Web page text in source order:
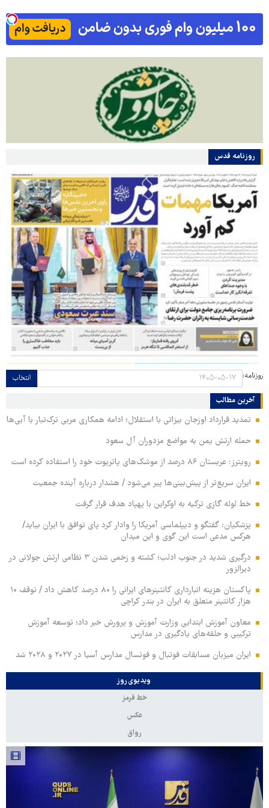
روزنامه قدس
روزنامه: انتخاب
آخرین مطالب
تمدید قرارداد اوزجان بیزاتی با استقلال؛ ادامه همکاری مربی ترک‌تبار با آبی‌ها
حمله ارتش یمن به مواضع مزدوران آل سعود
رویترز: عربستان ۸۶ درصد از موشک‌های پاتریوت خود را استفاده کرده است
ایران سریع‌تر از پیش‌بینی‌ها پیر می‌شود / هشدار درباره آینده جمعیت
خط لوله گازی ترکیه به اوکراین با پهپاد هدف قرار گرفت
پزشکیان: گفتگو و دیپلماسی آمریکا را وادار کرد پای توافق با ایران بیاید/
هرکس مدعی است این گوی و این میدان
درگیری شدید در جنوب ادلب؛ کشته و زخمی شدن ۳ نظامی ارتش جولانی در
دیرالزور
پاکستان هزینه انبارداری کانتینرهای ایرانی را ۸۰ درصد کاهش داد / توقف ۱۰
هزار کانتینر متعلق به ایران در بندر کراچی
معاون آموزش ابتدایی وزارت آموزش و پرورش خبر داد؛ توسعه آموزش
ترکیبی و حلقه‌های یادگیری در مدارس
ایران میزبان مسابقات فوتبال و فوتسال مدارس آسیا در ۲۰۲۷ و ۲۰۲۸ شد
ویدیوی روز
خط قرمز
عکس
رواق